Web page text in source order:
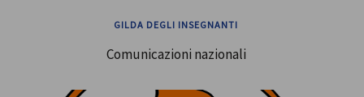
GILDA DEGLI INSEGNANTI
Comunicazioni nazionali